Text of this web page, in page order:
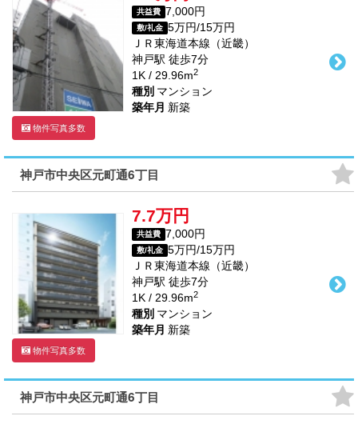
物件写真多数
共益費 7,000円
敷/礼金 5万円/15万円
ＪＲ東海道本線（近畿）
神戸駅 徒歩7分
1K / 29.96m2
種別 マンション
築年月 新築
神戸市中央区元町通6丁目
物件写真多数
7.7万円
共益費 7,000円
敷/礼金 5万円/15万円
ＪＲ東海道本線（近畿）
神戸駅 徒歩7分
1K / 29.96m2
種別 マンション
築年月 新築
神戸市中央区元町通6丁目